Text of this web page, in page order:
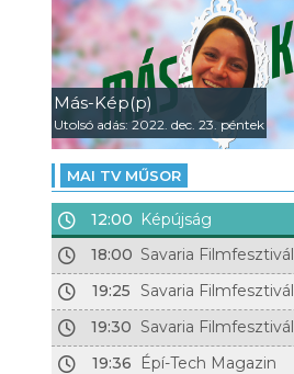
Más-Kép(p)
Utolsó adás: 2022. dec. 23. péntek
MAI TV MŰSOR
12:00 Képújság
18:00 Savaria Filmfesztivál
19:25 Savaria Filmfesztivál
19:30 Savaria Filmfesztivál
19:36
Épí-Tech Magazin